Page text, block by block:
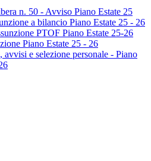
n. 50 - Avviso Piano Estate 25
a bilancio Piano Estate 25 - 26
PTOF Piano Estate 25-26
Piano Estate 25 - 26
avvisi e selezione personale - Piano